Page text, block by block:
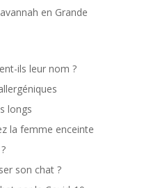
en Grande
ils leur nom ?
longs
la femme enceinte
son chat ?